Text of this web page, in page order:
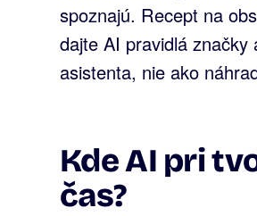
spoznajú. Recept na
dajte AI pravidlá
asistenta, nie ako
Kde AI pri
čas?